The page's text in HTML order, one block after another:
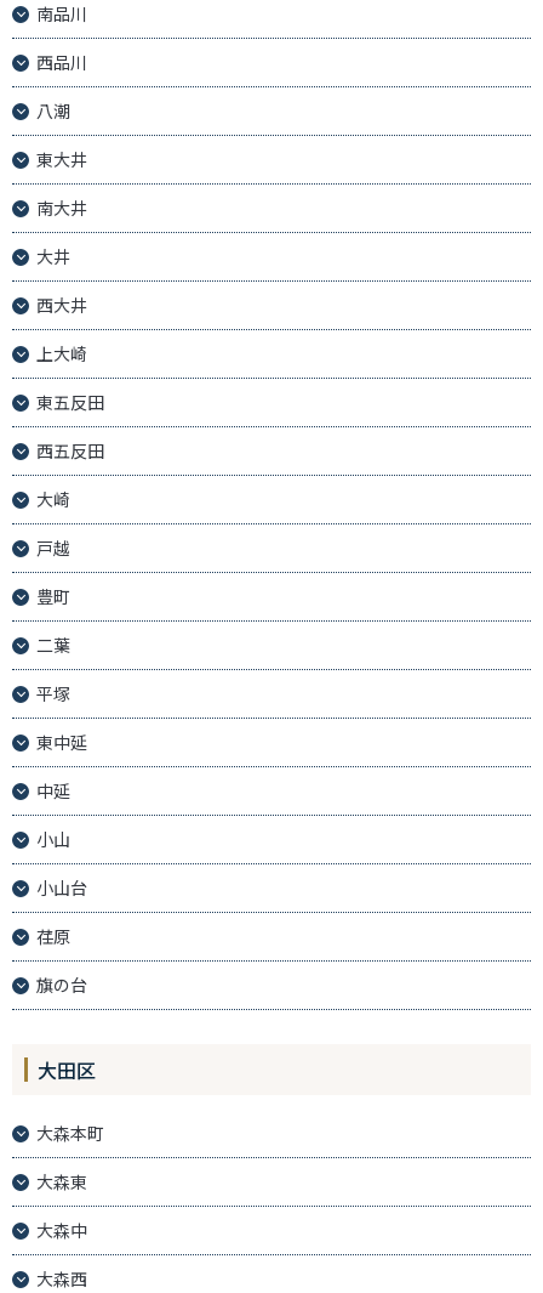
南品川
西品川
八潮
東大井
南大井
大井
西大井
上大崎
東五反田
西五反田
大崎
戸越
豊町
二葉
平塚
東中延
中延
小山
小山台
荏原
旗の台
大田区
大森本町
大森東
大森中
大森西